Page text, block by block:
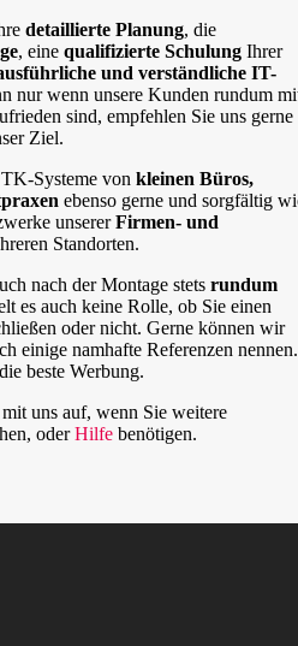
detaillierte Planung, die
, eine qualifizierte Schulung Ihrer
und verständliche IT-
nur wenn unsere Kunden rundum
sind, empfehlen Sie uns gerne
Ziel.
Systeme von kleinen Büros,
ebenso gerne und sorgfältig
unsererFirmen- und
Standorten.
nach der Montage stets rundum
es auch keine Rolle, ob Sie einen
oder nicht. Gerne können wir
einige namhafte Referenzen nennen.
beste Werbung.
mit uns auf, wenn Sie weitere
oderHilfe benötigen.